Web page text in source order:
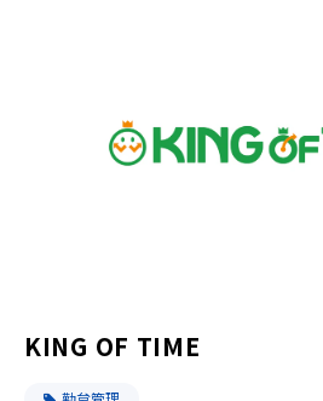
KING OF TIME